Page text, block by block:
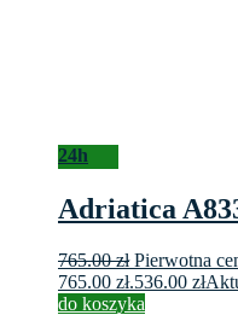
24h
Adriatica
765.00zł Pierwotna
765.00 zł.536.00 zł
do koszyka